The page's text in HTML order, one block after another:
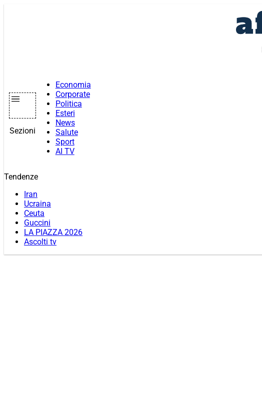
Sezioni
Economia
Corporate
Politica
Esteri
News
Salute
Sport
AI TV
Tendenze
Iran
Ucraina
Ceuta
Guccini
LA PIAZZA 2026
Ascolti tv